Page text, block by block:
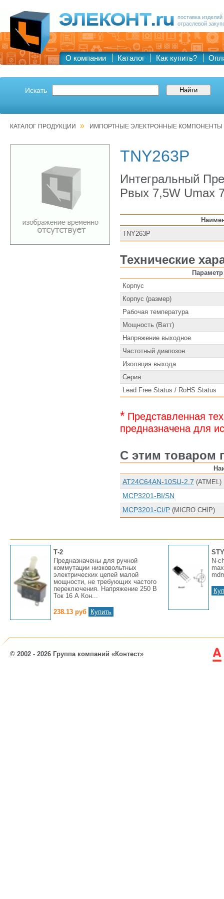
поставка
отраслевой
О компании Каталог Как купить?
Искать
КАТАЛОГ ПРОДУКЦИИ » ИМПОРТНЫЕ ЭЛЕКТРОННЫЕ КОМПОНЕНТЫ
TNY263P
Интегральный
Pвых 7,5W Umax
TNY263P
Технические
Параметр
Корпус
Корпус (размер)
Рабочая температура
Мощность (Ватт)
Напряжение выходное
Частотный диапозон
Изоляция выхода
Серия
Lead Free Status / RoHS Status
* Представленная
предназначена для
С этим товаром
AT24C64AN-10SU-2.7 (ATMEL)
MCP3201-BI/SN
MCP3201-CI/P (MICRO CHIP)
Т-2
Предназначены для ручной
коммутации низковольтных
электрических цепей малой
мощности, не требующих частого
переключения. Напряжение 250 В
Ток 16 А Кон...
238.13 руб Купить
N-
© 2002 - 2026 Группа компаний «Контест»